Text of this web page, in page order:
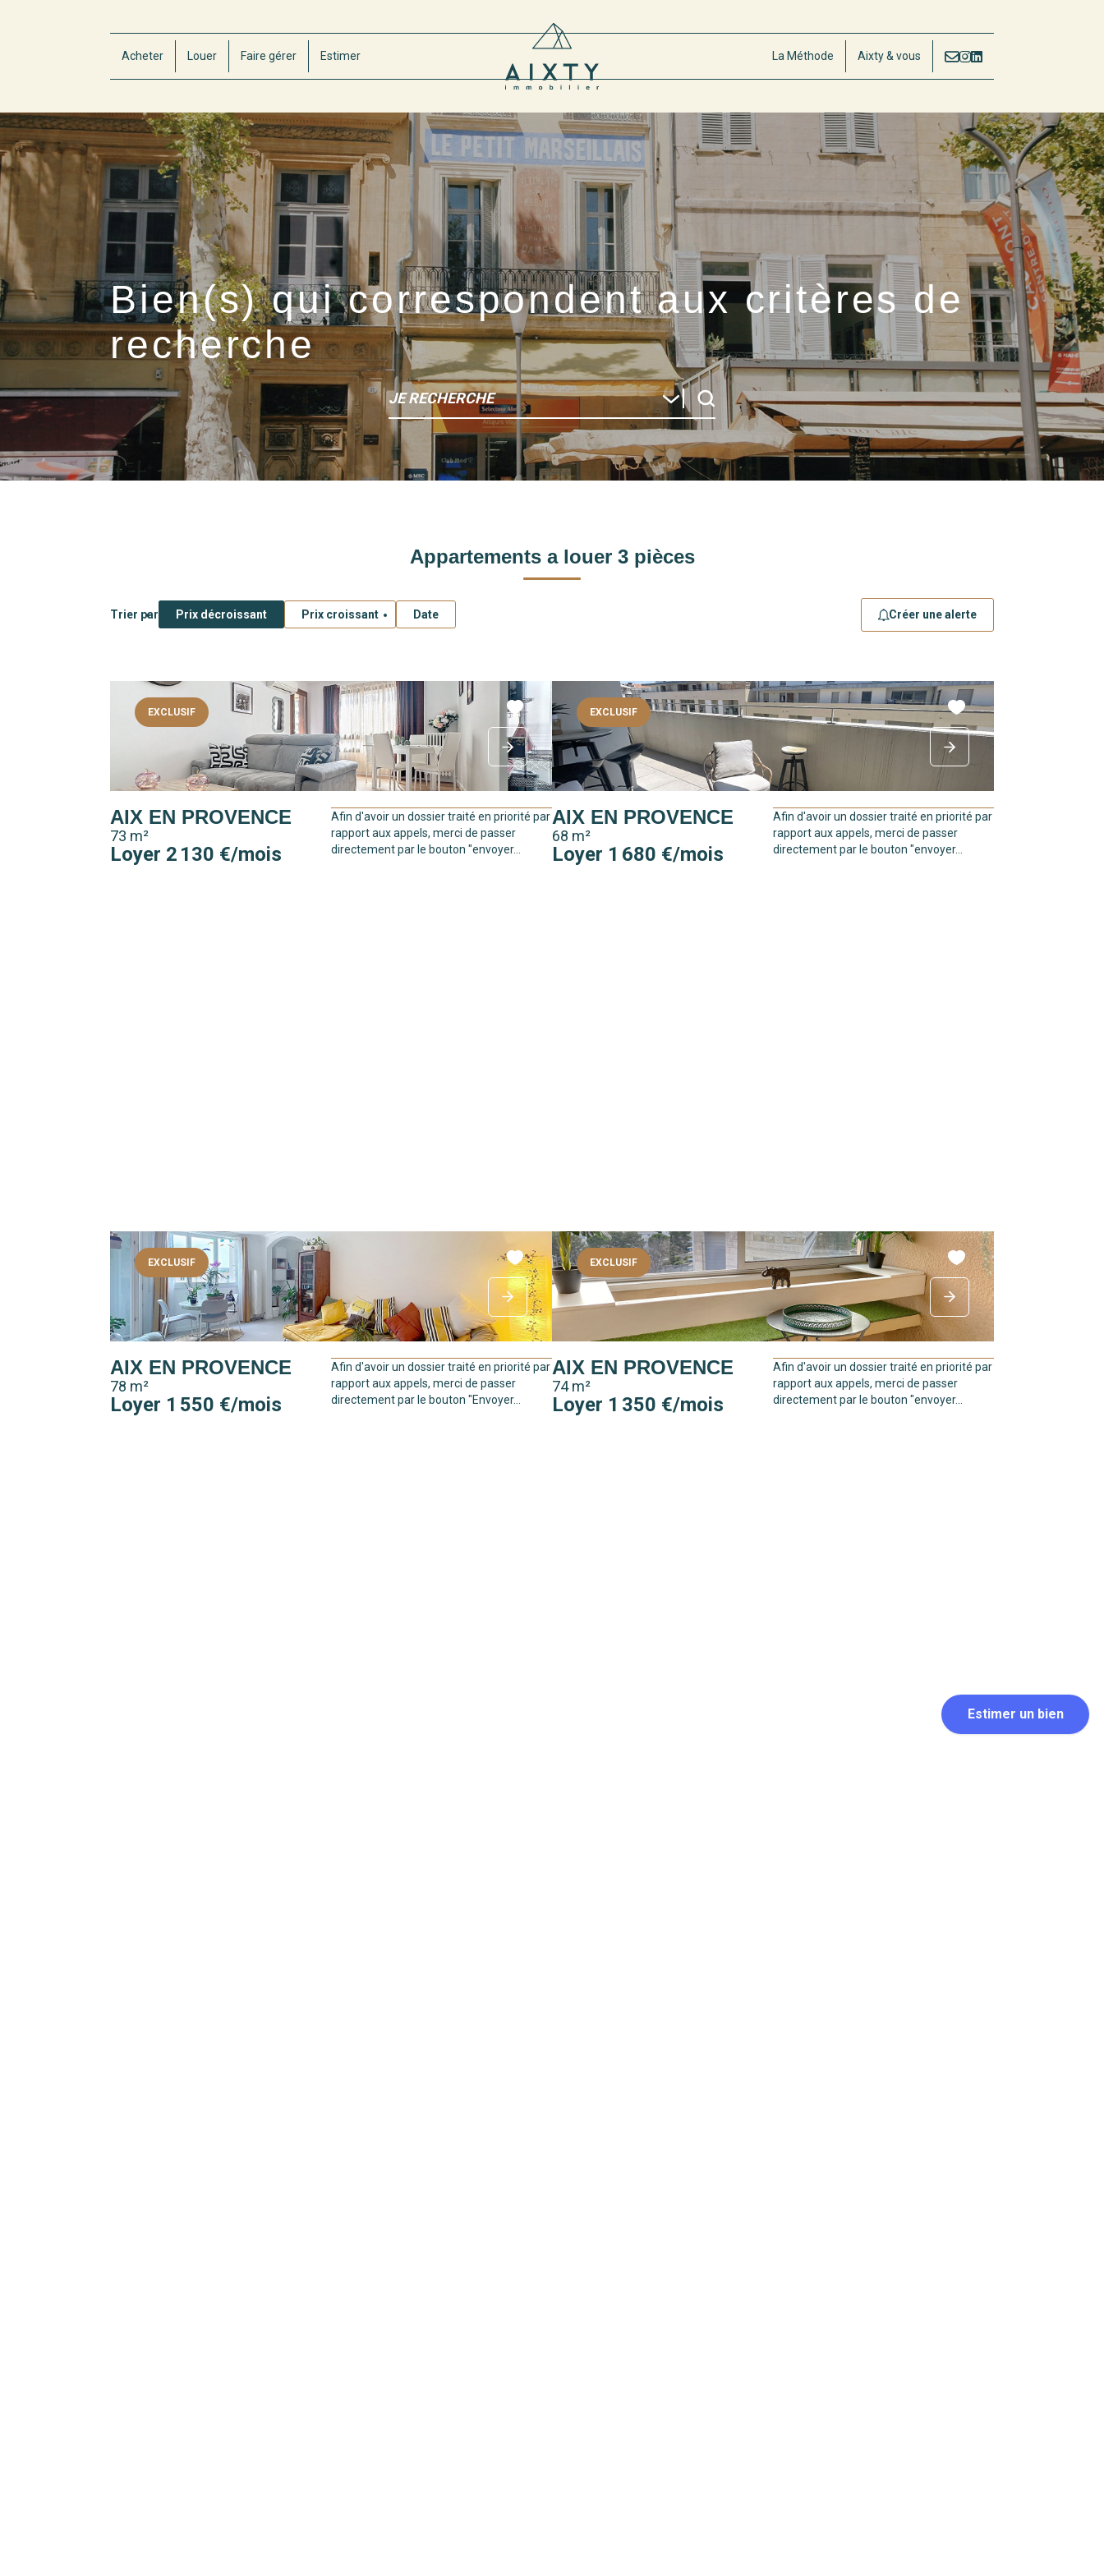
Acheter Louer Faire gérer Estimer La Méthode Aixty & vous
Bien(s) qui correspondent aux critères de
recherche
JE RECHERCHE
Type de bien Localité
Appartements a louer 3 pièces
Trier par Prix décroissant Prix croissant Date Créer une alerte
EXCLUSIF
AIX EN PROVENCE
73 m²
Loyer 2 130 €/mois
Afin d'avoir un dossier traité en priorité par
rapport aux appels, merci de passer
directement par le bouton "envoyer...
EXCLUSIF
AIX EN PROVENCE
68 m²
Loyer 1 680 €/mois
Afin d'avoir un dossier traité en priorité par
rapport aux appels, merci de passer
directement par le bouton "envoyer...
EXCLUSIF
AIX EN PROVENCE
78 m²
Loyer 1 550 €/mois
Afin d'avoir un dossier traité en priorité par
rapport aux appels, merci de passer
directement par le bouton "Envoyer...
EXCLUSIF
AIX EN PROVENCE
74 m²
Loyer 1 350 €/mois
Afin d'avoir un dossier traité en priorité par
rapport aux appels, merci de passer
directement par le bouton "envoyer...